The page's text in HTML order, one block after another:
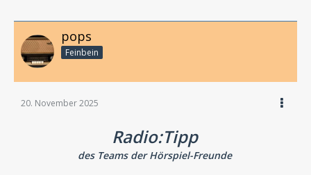
pops
Feinbein
20. November 2025
Radio:Tipp
des Teams der Hörspiel-Freunde